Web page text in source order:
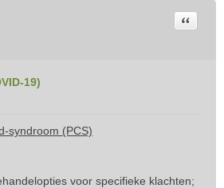
19)
Citeer
syndroom (PCS)
voor specifieke klachten;